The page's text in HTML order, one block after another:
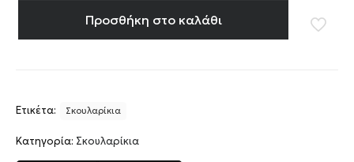
Προσθήκη στο καλάθι
Ετικέτα: Σκουλαρίκια
Κατηγορία: Σκουλαρίκια